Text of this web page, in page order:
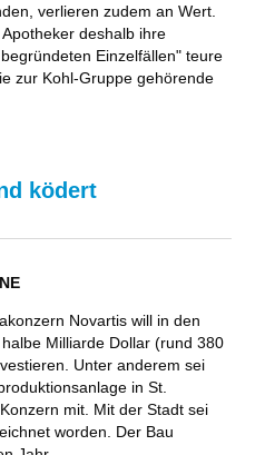
verlieren zudem an Wert.
deshalb ihre
Einzelfällen" teure
zur Kohl-Gruppe gehörende
ködert
Novartis will in den
Milliarde Dollar (rund 380
Unter anderem sei
in St.
mit. Mit der Stadt sei
worden. Der Bau